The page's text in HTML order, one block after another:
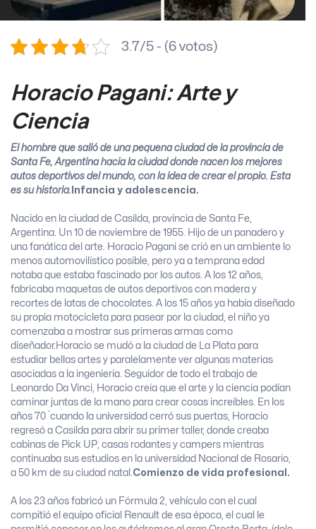
3.7/5 - (6 votos)
Horacio Pagani: Arte y
Ciencia
El hombre que salió de una pequeña ciudad de la provincia de
Santa Fe, Argentina hacia la ciudad donde nacen los mejores
autos deportivos del mundo, con la idea de crear el propio. Esta
es su historia. Infancia y adolescencia.
Nacido en la ciudad de Casilda, provincia de Santa Fe,
Argentina. Un 10 de noviembre de 1955. Hijo de un panadero y
una fanática del arte. Horacio Pagani se crió en un ambiente lo
menos automovilístico posible, pero ya a temprana edad
notaba que estaba fascinado por los autos. A los 12 años,
fabricaba maquetas de autos deportivos con madera y
recortes de latas de chocolates. A los 15 años ya había diseñado
su propia motocicleta para pasear por la ciudad, el niño ya
comenzaba a mostrar sus primeras armas como
diseñador. Horacio se mudó a la ciudad de La Plata para
estudiar bellas artes y paralelamente ver algunas materias
asociadas a la ingeniería. Seguidor de todo el trabajo de
Leonardo Da Vinci, Horacio creía que el arte y la ciencia podían
caminar juntas de la mano para crear cosas increíbles. En los
años 70 ́ cuando la universidad cerró sus puertas, Horacio
regresó a Casilda para abrir su primer taller, donde creaba
cabinas de Pick UP, casas rodantes y campers mientras
continuaba sus estudios en la universidad Nacional de Rosario,
a 50 km de su ciudad natal. Comienzo de vida profesional.
A los 23 años fabricó un Fórmula 2, vehículo con el cual
compitió el equipo oficial Renault de esa época, el cual le